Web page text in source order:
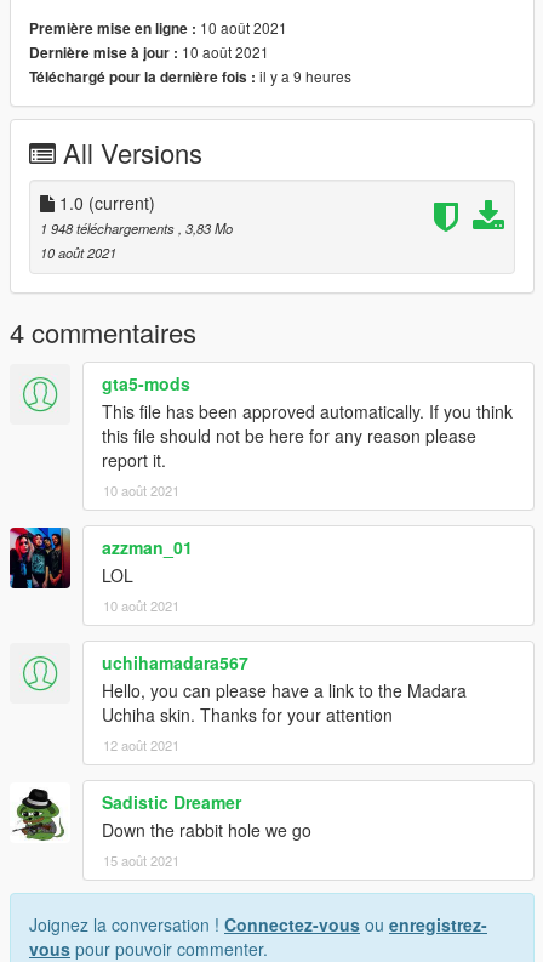
Première mise en ligne : 10 août 2021
Dernière mise à jour : 10 août 2021
Téléchargé pour la dernière fois : il y a 9 heures
All Versions
1.0 (current)
1 948 téléchargements , 3,83 Mo
10 août 2021
4 commentaires
gta5-mods
This file has been approved automatically. If you think
this file should not be here for any reason please
report it.
10 août 2021
azzman_01
LOL
10 août 2021
uchihamadara567
Hello, you can please have a link to the Madara
Uchiha skin. Thanks for your attention
12 août 2021
Sadistic Dreamer
Down the rabbit hole we go
15 août 2021
Joignez la conversation ! Connectez-vous ou enregistrez-
vous pour pouvoir commenter.